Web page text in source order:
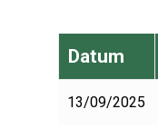
Datum
13/09/2025